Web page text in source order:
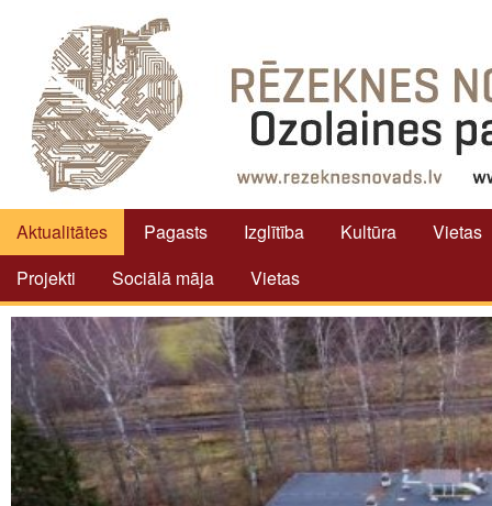
Aktualitātes Pagasts Izglītība Kultūra
Vietas
Projekti
Sociālā māja Vietas